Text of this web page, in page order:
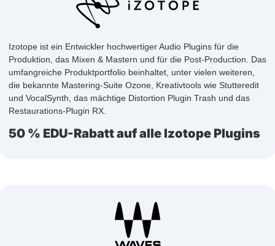
Izotope ist ein Entwickler hochwertiger Audio Plugins für die
Produktion, das Mixen & Mastern und für die Post-Production. Das
umfangreiche Produktportfolio beinhaltet, unter vielen weiteren,
die bekannte Mastering-Suite Ozone, Kreativtools wie Stutteredit
und VocalSynth, das mächtige Distortion Plugin Trash und das
Restaurations-Plugin RX.
50 % EDU-Rabatt auf alle Izotope Plugins